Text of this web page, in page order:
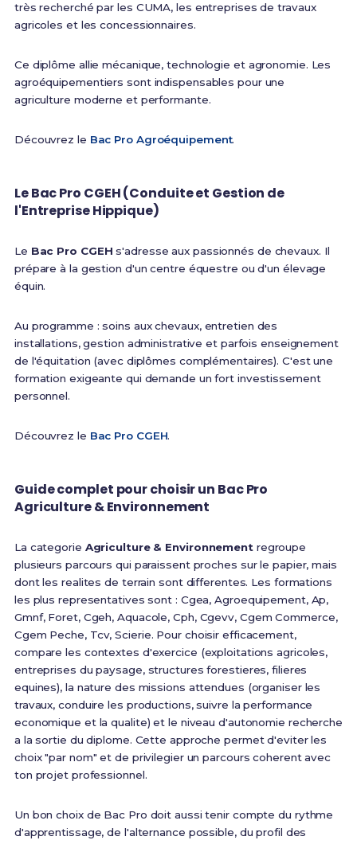
très recherché par les CUMA, les entreprises de travaux
agricoles et les concessionnaires.
Ce diplôme allie mécanique, technologie et agronomie. Les
agroéquipementiers sont indispensables pour une
agriculture moderne et performante.
Découvrez le Bac Pro Agroéquipement.
Le Bac Pro CGEH (Conduite et Gestion de
l'Entreprise Hippique)
Le Bac Pro CGEH s'adresse aux passionnés de chevaux. Il
prépare à la gestion d'un centre équestre ou d'un élevage
équin.
Au programme : soins aux chevaux, entretien des
installations, gestion administrative et parfois enseignement
de l'équitation (avec diplômes complémentaires). C'est une
formation exigeante qui demande un fort investissement
personnel.
Découvrez le Bac Pro CGEH.
Guide complet pour choisir un Bac Pro
Agriculture & Environnement
La categorie Agriculture & Environnement regroupe
plusieurs parcours qui paraissent proches sur le papier, mais
dont les realites de terrain sont differentes. Les formations
les plus representatives sont : Cgea, Agroequipement, Ap,
Gmnf, Foret, Cgeh, Aquacole, Cph, Cgevv, Cgem Commerce,
Cgem Peche, Tcv, Scierie. Pour choisir efficacement,
compare les contextes d'exercice (exploitations agricoles,
entreprises du paysage, structures forestieres, filieres
equines), la nature des missions attendues (organiser les
travaux, conduire les productions, suivre la performance
economique et la qualite) et le niveau d'autonomie recherche
a la sortie du diplome. Cette approche permet d'eviter les
choix "par nom" et de privilegier un parcours coherent avec
ton projet professionnel.
Un bon choix de Bac Pro doit aussi tenir compte du rythme
d'apprentissage, de l'alternance possible, du profil des